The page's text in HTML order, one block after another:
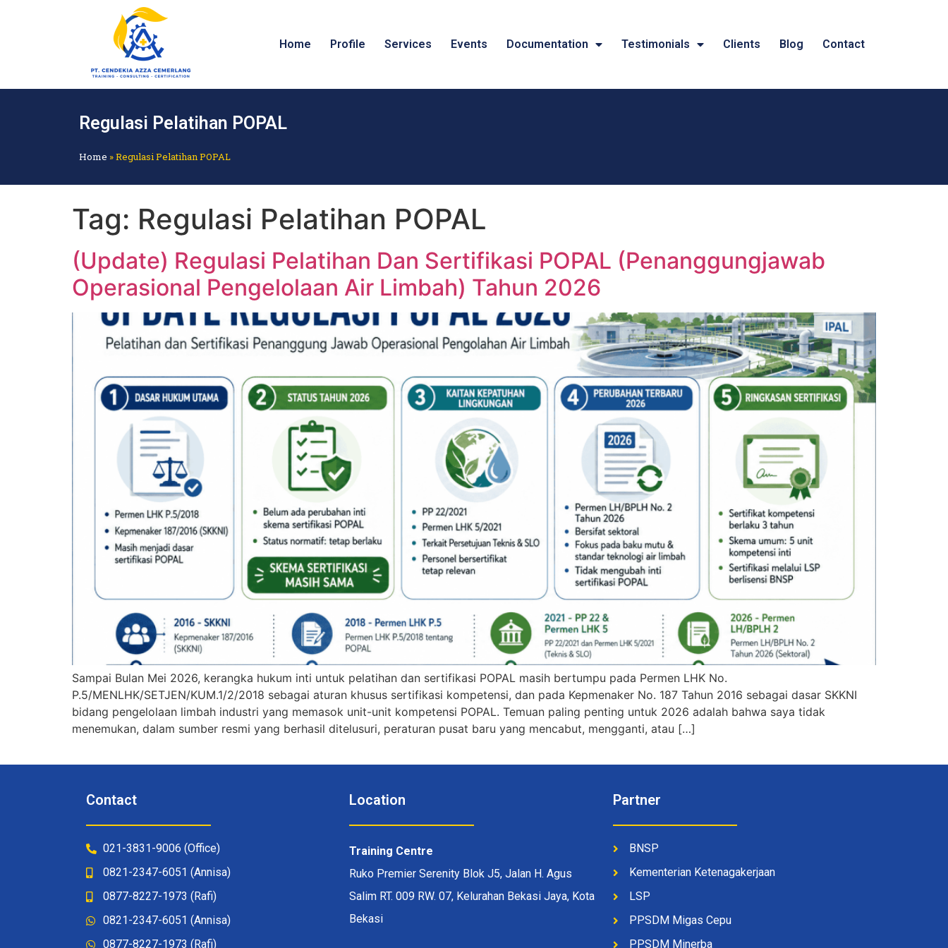
Home Profile Services Events Documentation Testimonials Clients Blog Contact
Regulasi Pelatihan POPAL
Home »Regulasi Pelatihan POPAL
Tag: Regulasi Pelatihan POPAL
(Update) Regulasi Pelatihan Dan Sertifikasi POPAL (Penanggungjawab
Operasional Pengelolaan Air Limbah) Tahun 2026
Sampai Bulan Mei 2026, kerangka hukum inti untuk pelatihan dan sertifikasi POPAL masih bertumpu pada Permen LHK No.
P.5/MENLHK/SETJEN/KUM.1/2/2018 sebagai aturan khusus sertifikasi kompetensi, dan pada Kepmenaker No. 187 Tahun 2016 sebagai dasar SKKNI
bidang pengelolaan limbah industri yang memasok unit-unit kompetensi POPAL. Temuan paling penting untuk 2026 adalah bahwa saya tidak
menemukan, dalam sumber resmi yang berhasil ditelusuri, peraturan pusat baru yang mencabut, mengganti, atau […]
Contact
021-3831-9006 (Office)
0821-2347-6051 (Annisa)
0877-8227-1973 (Rafi)
0821-2347-6051 (Annisa)
0877-8227-1973 (Rafi)
Location
Training Centre
Ruko Premier Serenity Blok J5, Jalan H. Agus
Salim RT. 009 RW. 07, Kelurahan Bekasi Jaya, Kota
Bekasi
Partner
BNSP
Kementerian Ketenagakerjaan
LSP
PPSDM Migas Cepu
PPSDM Minerba